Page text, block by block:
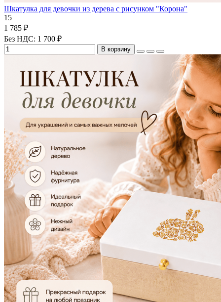
Шкатулка для девочки из дерева с рисунком "Корона"
15
1 785 ₽
Без НДС: 1 700 ₽
В корзину